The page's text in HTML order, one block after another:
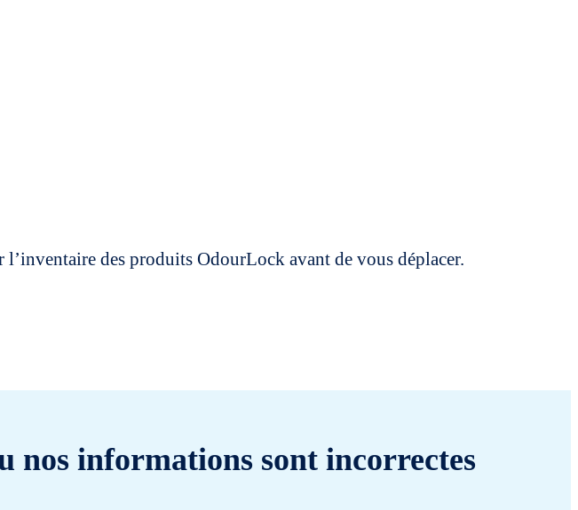
des produits OdourLock avant de vous déplacer.
nos informations sont incorrectes